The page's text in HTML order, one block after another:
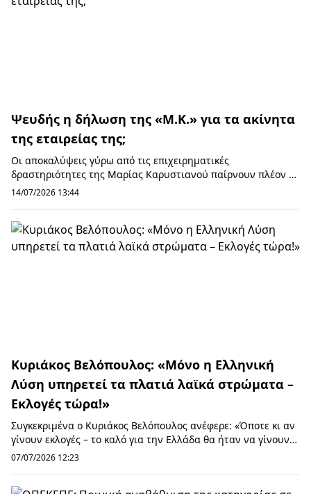
Ψευδής η δήλωση της «Μ.Κ.» για τα ακίνητα
της εταιρείας της;
Οι αποκαλύψεις γύρω από τις επιχειρηματικές
δραστηριότητες της Μαρίας Καρυστιανού παίρνουν πλέον τη
μορφή χιονοστιβάδας, καθώς νέα επίσημα έγγραφα ...
14/07/2026 13:44
Κυριάκος Βελόπουλος: «Μόνο η Ελληνική
Λύση υπηρετεί τα πλατιά λαϊκά στρώματα –
Εκλογές τώρα!»
Συγκεκριμένα ο Κυριάκος Βελόπουλος ανέφερε: «Όποτε κι αν
γίνουν εκλογές – το καλό για την Ελλάδα θα ήταν να γίνουν
τώρα – οι Έλληνες πρέπει να αποφ...
07/07/2026 12:23